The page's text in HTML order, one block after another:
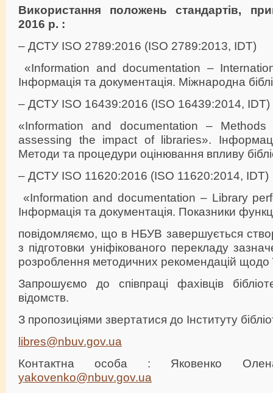
Використання положень стандартів,
2016 р. :
– ДСТУ ISO 2789:2016 (ISO 2789:2013, IDT)
«Information and documentation –
Інформація та документація. Міжнародна
– ДСТУ ISO 16439:2016 (ISO 16439:2014, IDT)
«Information and documentation –
assessing the impact of libraries».
Методи та процедури оцінювання впливу
– ДСТУ ISO 11620:2016 (ISO 11620:2014, IDT)
«Information and documentation – Library
Інформація та документація. Показники
повідомляємо, що в НБУВ завершується
з підготовки уніфікованого перекладу
розроблення методичних рекомендацій щодо
Запрошуємо до співпраці фахівців
відомств.
З пропозиціями звертатися до Інституту
libres@nbuv.gov.ua
Контактна особа : Яковенко
yakovenko@nbuv.gov.ua